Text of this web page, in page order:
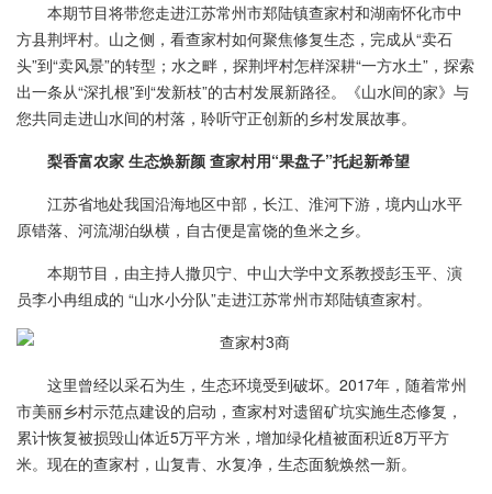
本期节目将带您走进江苏常州市郑陆镇查家村和湖南怀化市中
方县荆坪村。山之侧，看查家村如何聚焦修复生态，完成从“卖石
头”到“卖风景”的转型；水之畔，探荆坪村怎样深耕“一方水土”，探索
出一条从“深扎根”到“发新枝”的古村发展新路径。《山水间的家》与
您共同走进山水间的村落，聆听守正创新的乡村发展故事。
梨香富农家 生态焕新颜 查家村用“果盘子”托起新希望
江苏省地处我国沿海地区中部，长江、淮河下游，境内山水平
原错落、河流湖泊纵横，自古便是富饶的鱼米之乡。
本期节目，由主持人撒贝宁、中山大学中文系教授彭玉平、演
员李小冉组成的 “山水小分队”走进江苏常州市郑陆镇查家村。
这里曾经以采石为生，生态环境受到破坏。2017年，随着常州
市美丽乡村示范点建设的启动，查家村对遗留矿坑实施生态修复，
累计恢复被损毁山体近5万平方米，增加绿化植被面积近8万平方
米。现在的查家村，山复青、水复净，生态面貌焕然一新。